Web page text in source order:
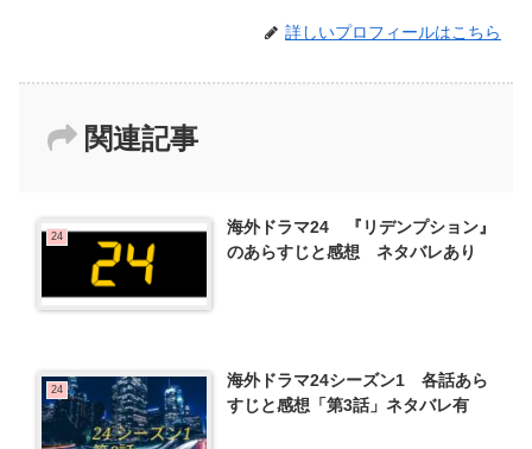
詳しいプロフィールはこちら
関連記事
24
海外ドラマ24 『リデンプション』
のあらすじと感想 ネタバレあり
24
海外ドラマ24シーズン1 各話あら
すじと感想「第3話」ネタバレ有